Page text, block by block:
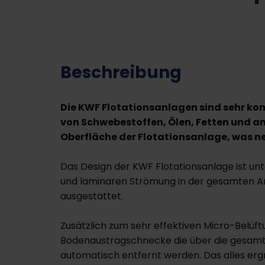
Beschreibung
Die KWF Flotationsanlagen sind sehr
von Schwebestoffen, Ölen, Fetten und
Oberfläche der Flotationsanlage, was
Das Design der KWF Flotationsanlage ist
und laminaren Strömung in der gesamten
ausgestattet.
Zusätzlich zum sehr effektiven Micro-
Bodenaustragschnecke die über die
automatisch entfernt werden. Das alles